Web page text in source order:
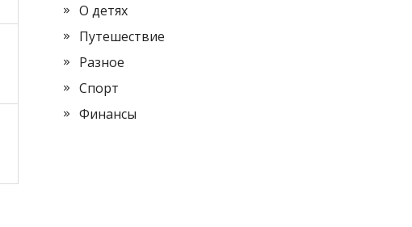
О детях
Путешествие
Разное
Спорт
Финансы